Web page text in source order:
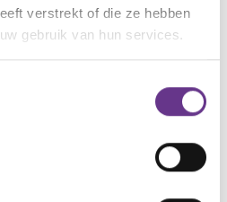
verstrekt of die ze hebben
gebruik van hun services.
gelukkig met wind mee.
weg, maar ik kon
hadden, heel